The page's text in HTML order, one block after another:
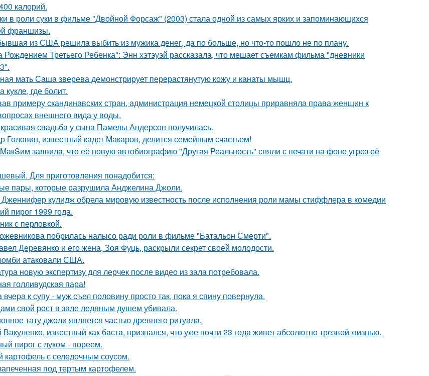
калорий.
в роли суки в фильме "Двойной Форсаж" (2003) стала одной из самых ярких и запоминающихся
франшизы.
из США решила выбить из мужика денег, да по больше, но что-то пошло не по плану.
Рождением Третьего Ребенка": Энн хэтэуэй рассказала, что мешает съемкам фильма "дневники
мать Саша зверева демонстрирует перерастянутую кожу и канаты мышц.
кукле, где болит.
примеру скандинавских стран, администрация немецкой столицы приравняла права женщин к
внешнего вида у воды.
свадьба у сына Памелы Андерсон получилась.
Головин, известный кадет Макаров, делится семейным счастьем!
заявила, что её новую автобиографию "Другая Реальность" сняли с печати на фоне угроз её
Для приготовления понадобится:
пары, которые разрушила Анджелина Джоли.
Дженнифер кулидж обрела мировую известность после исполнения роли мамы стиффлера в комедии
пирог 1999 года.
с перловкой.
побрилась налысо ради роли в фильме "Батальон Смерти".
Деревянко и его жена, Зоя Фуць, раскрыли секрет своей молодости.
атаковали США.
новую экспертизу для лерчек после видео из зала потребовала.
голливудская пара!
к супу - муж съел половину просто так, пока я спину повернула.
свой рост в зале ледяным душем убивала.
тату джоли является частью древнего ритуала.
известный как баста, признался, что уже почти 23 года живет абсолютно трезвой жизнью.
пирог с луком - пореем.
картофель с селедочным соусом.
под тертым картофелем.